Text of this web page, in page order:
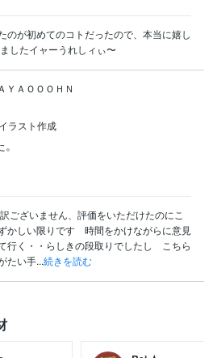
のが初めてのコトだったので、本当に嬉し
したイャーうれしィぃ〜
ＹＡＯＯＯＨＮ
イラスト作成
ございません、評価をいただけたのにこ
かしい限りです　時間をかけながらに意見
行く・・らしきの段取りでしたし　こちら
たい手...続きを読む